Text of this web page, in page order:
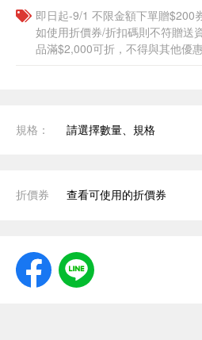
即日起-9/1 不限金額下單贈$200
如使用折價券/折扣碼則不符贈送
品滿$2,000可折，不得與其他優
規格： 請選擇數量、規格
折價券 查看可使用的折價券